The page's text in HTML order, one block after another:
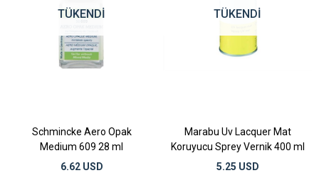
TÜKENDI
Schmincke Aero Opak
Medium 609 28 ml
6.62 USD
TÜKENDI
Marabu Uv Lacquer Mat
Koruyucu Sprey Vernik 400 ml
5.25 USD